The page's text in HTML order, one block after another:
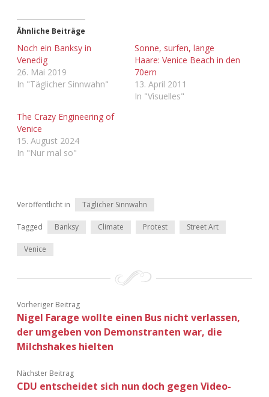
Ähnliche Beiträge
Noch ein Banksy in
Venedig
26. Mai 2019
In "Täglicher Sinnwahn"
Sonne, surfen, lange
Haare: Venice Beach in den
70ern
13. April 2011
In "Visuelles"
The Crazy Engineering of
Venice
15. August 2024
In "Nur mal so"
Veröffentlicht in Täglicher Sinnwahn
Tagged Banksy Climate Protest Street Art
Venice
Vorheriger Beitrag
Nigel Farage wollte einen Bus nicht verlassen,
der umgeben von Demonstranten war, die
Milchshakes hielten
Nächster Beitrag
CDU entscheidet sich nun doch gegen Video-